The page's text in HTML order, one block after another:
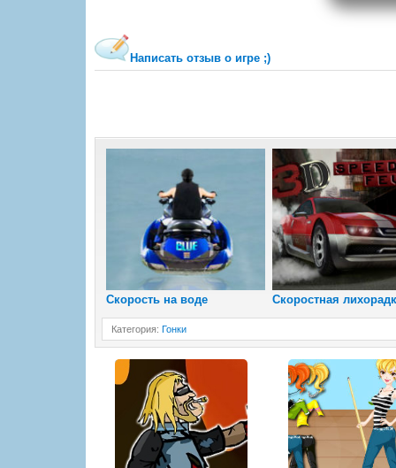
Написать отзыв о игре ;)
Скорость на воде Скоростная
Категория: Гонки